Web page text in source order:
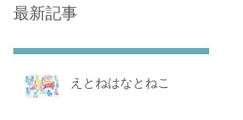
最新記事
えとねはなとねこ